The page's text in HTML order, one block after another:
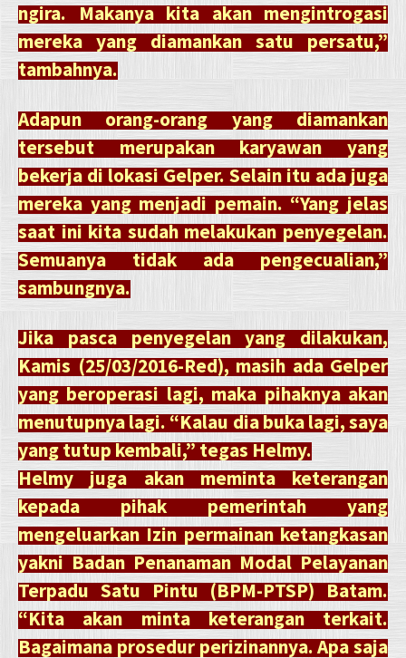
ngira. Makanya kita akan mengintrogasi
mereka yang diamankan satu persatu,”
tambahnya.
Adapun orang-orang yang diamankan
tersebut merupakan karyawan yang
bekerja di lokasi Gelper. Selain itu ada juga
mereka yang menjadi pemain. “Yang jelas
saat ini kita sudah melakukan penyegelan.
Semuanya tidak ada pengecualian,”
sambungnya.
Jika pasca penyegelan yang dilakukan,
Kamis (25/03/2016-Red), masih ada Gelper
yang beroperasi lagi, maka pihaknya akan
menutupnya lagi. “Kalau dia buka lagi, saya
yang tutup kembali,” tegas Helmy.
Helmy juga akan meminta keterangan
kepada pihak pemerintah yang
mengeluarkan Izin permainan ketangkasan
yakni Badan Penanaman Modal Pelayanan
Terpadu Satu Pintu (BPM-PTSP) Batam.
“Kita akan minta keterangan terkait.
Bagaimana prosedur perizinannya. Apa saja